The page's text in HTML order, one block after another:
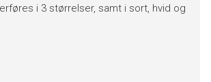
i 3 størrelser, samt i sort, hvid og